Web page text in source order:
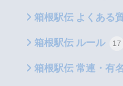
箱根駅伝 よくある
箱根駅伝 ルール 17
箱根駅伝 常連・有